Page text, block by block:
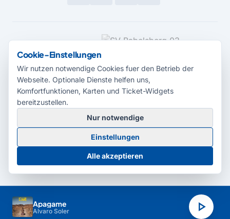
Apagame
Alvaro Soler play_arrow
MEDIENPARTNER
© 2026 Radio Potsdam. Webseite entwickelt durch dieMedienagentur
Babelsberg
BarrierefreiheitserklärungAGBDatenschutzImpressum
Cookie-Einstellungen
Cookie-Einstellungen
Wir nutzen notwendige Cookies fuer den Betrieb der
Webseite. Optionale Dienste helfen uns,
Komfortfunktionen, Karten und Ticket-Widgets
bereitzustellen.
Nur notwendige
Einstellungen
Alle akzeptieren